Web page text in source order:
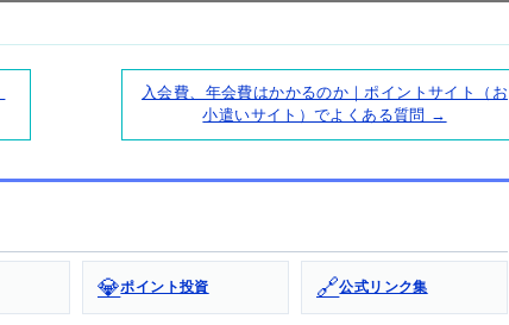
入会費、年会費はかかるのか｜ポイントサイト（お
小遣いサイト）でよくある質問 →
💎ポイント投資 🔗公式リンク集